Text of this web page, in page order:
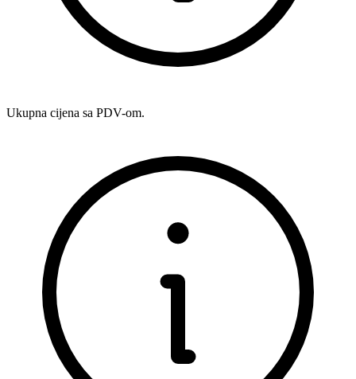
Ukupna cijena sa PDV-om.